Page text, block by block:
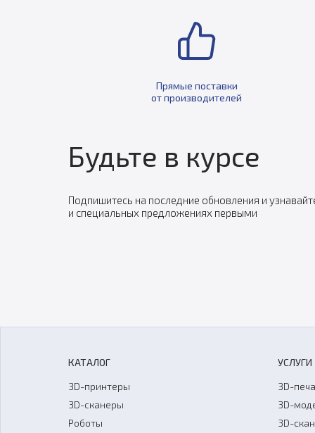
Прямые поставки
от производителей
Будьте в курсе
Подпишитесь на последние обновления и
и специальных предложениях первыми
КАТАЛОГ
3D-принтеры
3D-сканеры
Роботы
УСЛУГИ
3D-
3D-
3D-